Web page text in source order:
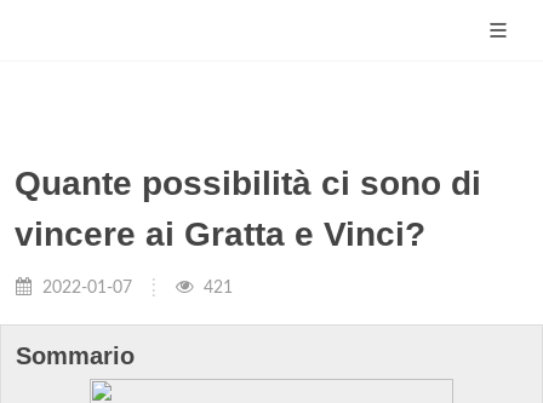
Quante possibilità ci sono di
vincere ai Gratta e Vinci?
2022-01-07 421
Sommario